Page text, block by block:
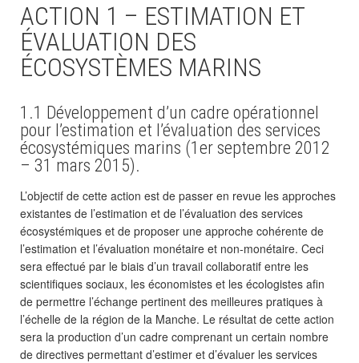
ACTION 1 – ESTIMATION ET
ÉVALUATION DES
ÉCOSYSTÈMES MARINS
1.1 Développement d’un cadre opérationnel
pour l’estimation et l’évaluation des services
écosystémiques marins (1er septembre 2012
– 31 mars 2015).
L’objectif de cette action est de passer en revue les approches
existantes de l’estimation et de l’évaluation des services
écosystémiques et de proposer une approche cohérente de
l’estimation et l’évaluation monétaire et non-monétaire. Ceci
sera effectué par le biais d’un travail collaboratif entre les
scientifiques sociaux, les économistes et les écologistes afin
de permettre l’échange pertinent des meilleures pratiques à
l’échelle de la région de la Manche. Le résultat de cette action
sera la production d’un cadre comprenant un certain nombre
de directives permettant d’estimer et d’évaluer les services